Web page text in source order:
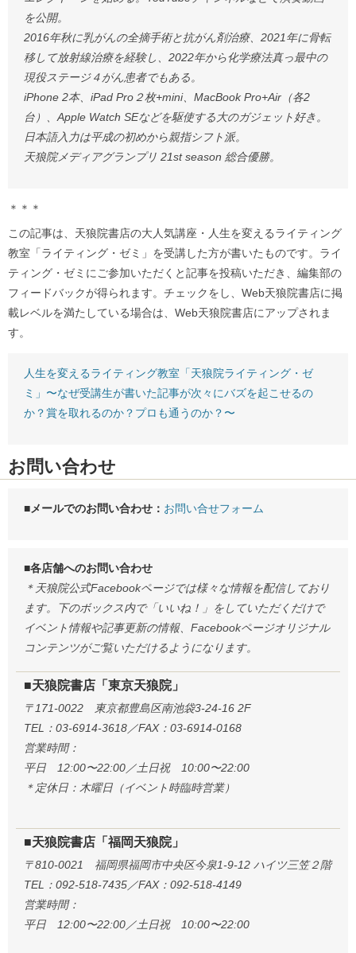
を公開。
2016年秋に乳がんの全摘手術と抗がん剤治療、2021年に骨転
移して放射線治療を経験し、2022年から化学療法真っ最中の
現役ステージ４がん患者でもある。
iPhone 2本、iPad Pro２枚+mini、MacBook Pro+Air（各2
台）、Apple Watch SEなどを駆使する大のガジェット好き。
日本語入力は平成の初めから親指シフト派。
天狼院メディアグランプリ 21st season 総合優勝。
＊＊＊
この記事は、天狼院書店の大人気講座・人生を変えるライティング
教室「ライティング・ゼミ」を受講した方が書いたものです。ライ
ティング・ゼミにご参加いただくと記事を投稿いただき、編集部の
フィードバックが得られます。チェックをし、Web天狼院書店に掲
載レベルを満たしている場合は、Web天狼院書店にアップされま
す。
人生を変えるライティング教室「天狼院ライティング・ゼ
ミ」〜なぜ受講生が書いた記事が次々にバズを起こせるの
か？賞を取れるのか？プロも通うのか？〜
お問い合わせ
■メールでのお問い合わせ： お問い合せフォーム
■各店舗へのお問い合わせ
＊天狼院公式Facebookページでは様々な情報を配信しており
ます。下のボックス内で「いいね！」をしていただくだけで
イベント情報や記事更新の情報、Facebookページオリジナル
コンテンツがご覧いただけるようになります。
■天狼院書店「東京天狼院」
〒171-0022 東京都豊島区南池袋3-24-16 2F
TEL：03-6914-3618／FAX：03-6914-0168
営業時間：
平日 12:00〜22:00／土日祝 10:00〜22:00
＊定休日：木曜日（イベント時臨時営業）
■天狼院書店「福岡天狼院」
〒810-0021 福岡県福岡市中央区今泉1-9-12 ハイツ三笠２階
TEL：092-518-7435／FAX：092-518-4149
営業時間：
平日 12:00〜22:00／土日祝 10:00〜22:00